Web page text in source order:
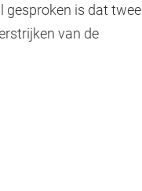
gesproken is dat twee
van de